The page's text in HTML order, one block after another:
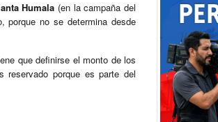
Humala (en la campaña del
porque no se determina desde
que definirse el monto de los
porque es parte del